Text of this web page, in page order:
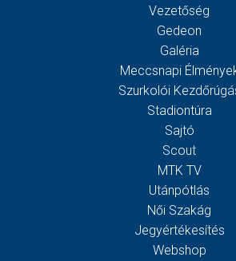
Vezetőség
Gedeon
Galéria
Meccsnapi
Szurkolói
Stadiontúra
Sajtó
Scout
MTK TV
Utánpótlás
Női Szakág
Jegyértékesítés
Webshop